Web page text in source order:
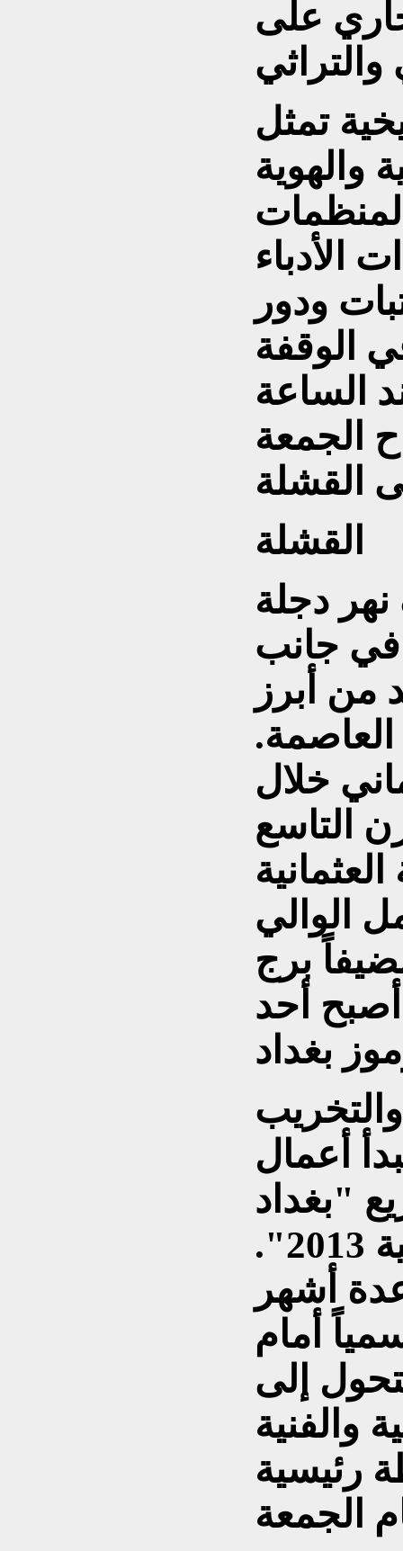
على
تمثل
والهوية
الأدباء
ودور
الوقفة
الساعة
الجمعة
القشلة
دجلة
في جانب
من أبرز
العاصمة.
خلال
التاسع
الوالي
برج
أحد
أن تبدأ أعمال
"بغداد
عاصمة الثقافة العربية 2013".
أشهر
أمام
آذار 2013، ليتحول إلى
والفنية
رئيسية